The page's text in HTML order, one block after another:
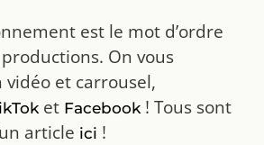
est le mot d’ordre
On vous
et carrousel,
et Facebook! Tous sont
article ici !